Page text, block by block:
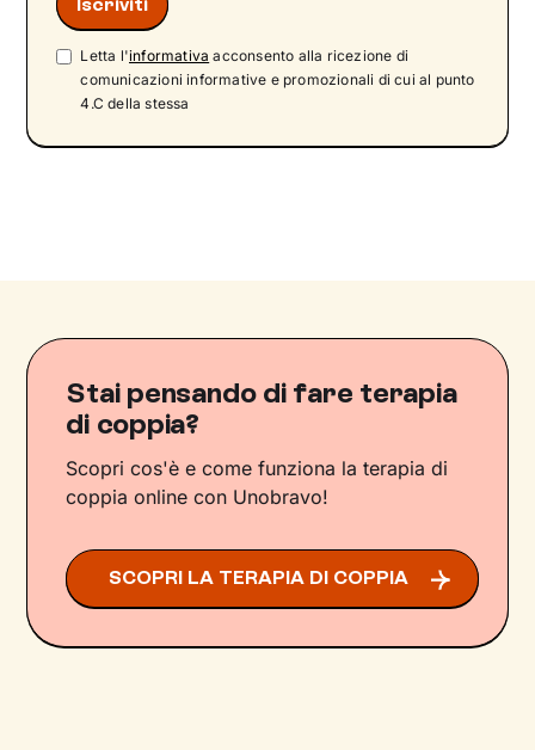
Letta l'informativa acconsento alla ricezione di
comunicazioni informative e promozionali di cui al punto
4.C della stessa
Stai pensando di fare terapia
di coppia?
Scopri cos'è e come funziona la terapia di
coppia online con Unobravo!
SCOPRI LA TERAPIA DI COPPIA